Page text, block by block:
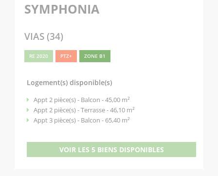
SYMPHONIA
VIAS (34)
RE 2020 PTZ+ ZONE B1
Logement(s) disponible(s)
Appt 2 pièce(s) - Balcon - 45,00 m²
Appt 2 pièce(s) - Terrasse - 46,10 m²
Appt 3 pièce(s) - Balcon - 65,40 m²
VOIR LES 5 BIENS DISPONIBLES